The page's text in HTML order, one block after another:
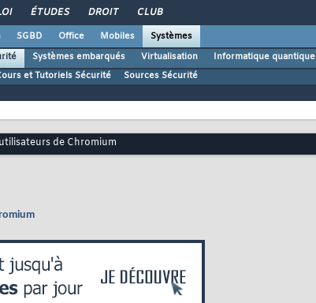
ÉTUDES DROIT CLUB
SGBD Office Mobiles
Systèmes
Systèmes embarqués Virtualisation Informatique quantique
et Tutoriels Sécurité Sources Sécurité
de Chromium